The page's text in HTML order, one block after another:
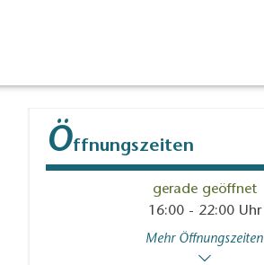
Öffnungszeiten
gerade geöffnet
16:00 - 22:00 Uhr
Mehr Öffnungszeiten